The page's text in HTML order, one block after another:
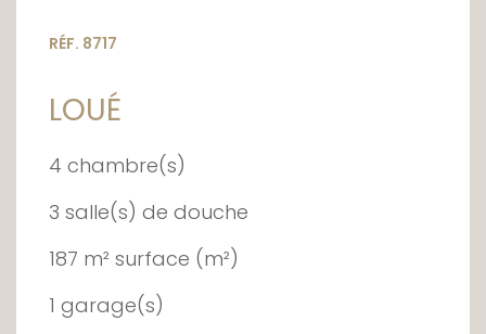
RÉF. 8717
LOUÉ
4 chambre(s)
3 salle(s) de douche
187 m² surface (m²)
1 garage(s)